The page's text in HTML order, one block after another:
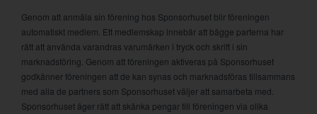
Genom att anmäla sin förening hos Sponsorhuset blir föreningen
automatiskt medlem. Ett medlemskap innebär att bägge parterna har
rätt att använda varandras varumärken i tryck och skrift i sin
marknadsföring. Genom att föreningen aktiveras på Sponsorhuset
godkänner föreningen att de kan synas och marknadsföras tillsammans
med alla de partners som Sponsorhuset väljer att samarbeta med.
Sponsorhuset äger rätt att skänka pengar till föreningen via olika